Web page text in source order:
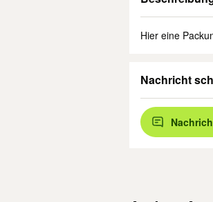
Hier eine
Nachricht